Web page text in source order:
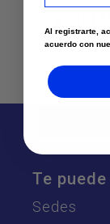
RETINA
Te
Sedes
Al registrarte,
acuerdo con